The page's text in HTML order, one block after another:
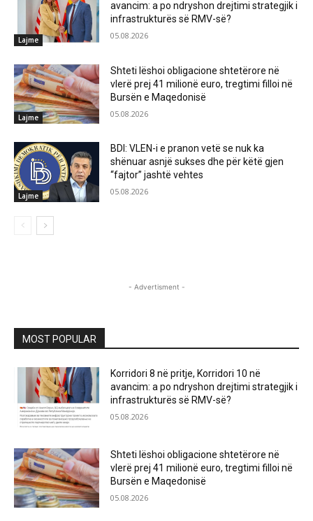
Lajme
avancim: a po ndryshon drejtimi strategjik i
infrastrukturës së RMV-së?
05.08.2026
Lajme
Shteti lëshoi obligacione shtetërore në
vlerë prej 41 milionë euro, tregtimi filloi në
Bursën e Maqedonisë
05.08.2026
Lajme
BDI: VLEN-i e pranon vetë se nuk ka
shënuar asnjë sukses dhe për këtë gjen
“fajtor” jashtë vehtes
05.08.2026
- Advertisment -
MOST POPULAR
Korridori 8 në pritje, Korridori 10 në
avancim: a po ndryshon drejtimi strategjik i
infrastrukturës së RMV-së?
05.08.2026
Shteti lëshoi obligacione shtetërore në
vlerë prej 41 milionë euro, tregtimi filloi në
Bursën e Maqedonisë
05.08.2026